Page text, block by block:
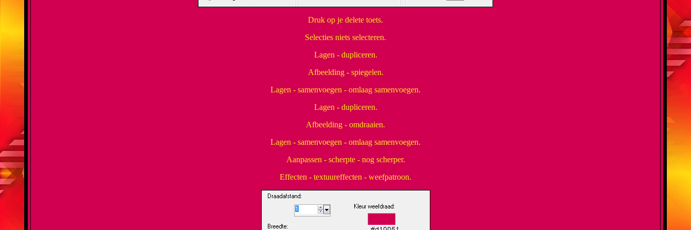
Druk op je delete toets.
Selecties niets selecteren.
Lagen - dupliceren.
Afbeelding - spiegelen.
Lagen - samenvoegen - omlaag samenvoegen.
Lagen - dupliceren.
Afbeelding - omdraaien.
Lagen - samenvoegen - omlaag samenvoegen.
Aanpassen - scherpte - nog scherper.
Effecten - textuureffecten - weefpatroon.